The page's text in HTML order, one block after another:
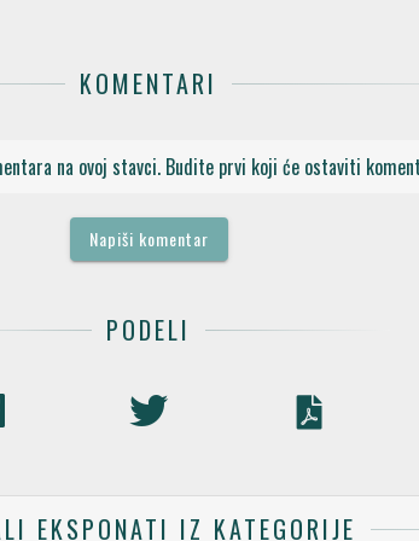
KOMENTARI
na ovoj stavci. Budite prvi koji će ostaviti
Napiši komentar
PODELI
EKSPONATI IZ KATEGORIJE